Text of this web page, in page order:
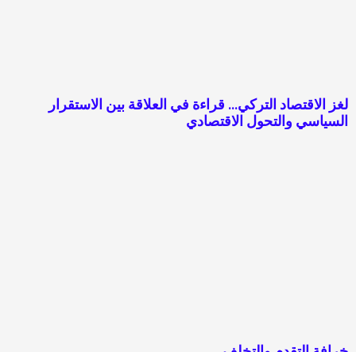
لغز الاقتصاد التركي… قراءة في العلاقة بين الاستقرار
السياسي والتحول الاقتصادي